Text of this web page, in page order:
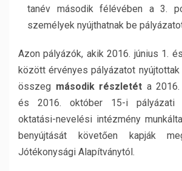
tanév második félévében a 3.
személyek nyújthatnak be
Azon pályázók, akik 2016. június 1.
között érvényes pályázatot
összeg második részletét a
és 2016. október 15-i pályázati
oktatási-nevelési intézmény
benyújtását követően kapják
Jótékonysági Alapítványtól.